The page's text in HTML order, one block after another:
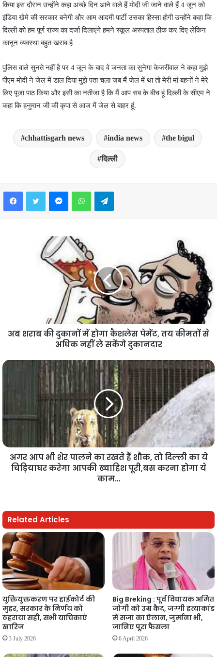
किया इस दौरान उन्होंने कहा अच्छे दिन आने वाले हैं मोदी जी जाने वाले हैं 4 जून को
इंडिया खेमे की सरकार बनेगी और आम आदमी पार्टी उसका हिस्सा होगी उन्होंने कहा कि
दिल्ली को हम पूर्ण राज्य का दर्जा दिलाएंगे हमने स्कूल अस्पताल ठीक कर दिए लेकिन
कानून व्यवस्था बहुत खराब है
पुलिस वाले सुनते नहीं है पर 4 जून के बाद वे जनता का सुनेगा केजरीवाल ने कहा मुझे
पीएम मोदी ने जेल में डाल दिया मुझे पता चला जब मैं जेल में था तो मेरी मां बहनों ने मेरे
लिए पूजा पाठ किया और इसी का नतीजा है कि मैं आप सब के बीच हूं दिल्ली के सीएम ने
कहा कि हनुमान जी की कृपा से आज में जेल से बाहर हूं.
chhattisgarh news india news the bigul
दिल्ली
FacebookTwitter MessengerWhatsAppTelegram
अब शराब की दुकानों में होगा कैशलेस पेमेंट, तय कीमतों से
अधिक नहीं ले सकेंगे दुकानदार
अगर आप भी शेर पालने का रखते हैं शौक, तो दिल्ली का ये
चिड़ियाघर करेगा आपकी ख्वाहिश पूरी,बस करना होगा ये
काम…
Related Articles
युक्तियुक्तकरण पर हाईकोर्ट की
मुहर, सरकार के निर्णय को
ठहराया सही, सभी याचिकाएं
खारिज
3 July 2026
Big Breking : पूर्व विधायक अमित
जोगी को उम्र कैद, जग्गी हत्याकांड
में सजा का ऐलान, जुर्माना भी,
जानिए पूरा फैसला
6 April 2026